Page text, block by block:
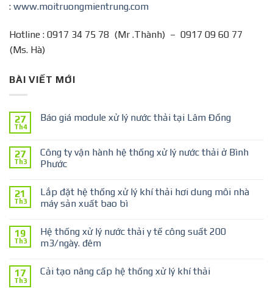
: www.moitruongmientrung.com
Hotline : 0917 34 75 78 (Mr .Thành) – 0917 09 60 77
(Ms. Hà)
BÀI VIẾT MỚI
27
Th4
Báo giá module xử lý nước thải tại Lâm Đồng
27
Th3
Công ty vận hành hệ thống xử lý nước thải ở Bình
Phước
21
Th3
Lắp đặt hệ thống xử lý khí thải hơi dung môi nhà
máy sản xuất bao bì
19
Th3
Hệ thống xử lý nước thải y tế công suất 200
m3/ngày. đêm
17
Th3
Cải tạo nâng cấp hệ thống xử lý khí thải